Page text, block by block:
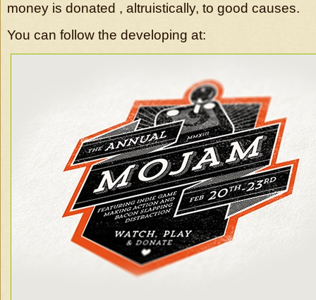
money is donated , altruistically, to good causes.
You can follow the developing at: